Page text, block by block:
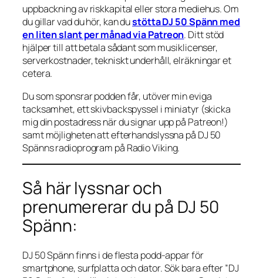
uppbackning av riskkapital eller stora mediehus. Om
du gillar vad du hör, kan dustötta DJ 50 Spänn med
en liten slant per månad via Patreon. Ditt stöd
hjälper till att betala sådant som musiklicenser,
serverkostnader, tekniskt underhåll, elräkningar et
cetera.
Du som sponsrar podden får, utöver min eviga
tacksamhet, ett skivbackspyssel i miniatyr (skicka
mig din postadress när du signar upp på Patreon!)
samt möjligheten att efterhandslyssna på DJ 50
Spänns radioprogram på Radio Viking.
Så här lyssnar och
prenumererar du på DJ 50
Spänn:
DJ 50 Spänn finns i de flesta podd-appar för
smartphone, surfplatta och dator. Sök bara efter ”DJ